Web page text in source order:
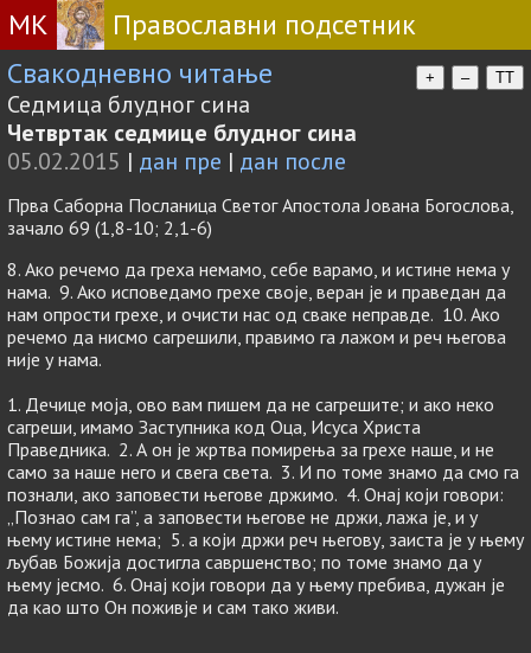
МК
Православни подсетник
Свакодневно читање
+ – TT
Седмица блудног сина
Четвртак седмице блудног сина
05.02.2015 | дан пре | дан после
Прва Саборна Посланица Светог Апостола Јована Богослова,
зачало 69 (1,8-10; 2,1-6)
8. Ако речемо да греха немамо, себе варамо, и истине нема у
нама. 9. Ако исповедамо грехе своје, веран је и праведан да
нам опрости грехе, и очисти нас од сваке неправде. 10. Ако
речемо да нисмо сагрешили, правимо га лажом и реч његова
није у нама.
1. Дечице моја, ово вам пишем да не сагрешите; и ако неко
сагреши, имамо Заступника код Оца, Исуса Христа
Праведника. 2. А он је жртва помирења за грехе наше, и не
само за наше него и свега света. 3. И по томе знамо да смо га
познали, ако заповести његове држимо. 4. Онај који говори:
„Познао сам га”, а заповести његове не држи, лажа је, и у
њему истине нема; 5. а који држи реч његову, заиста је у њему
љубав Божија достигла савршенство; по томе знамо да у
њему јесмо. 6. Онај који говори да у њему пребива, дужан је
да као што Он поживје и сам тако живи.